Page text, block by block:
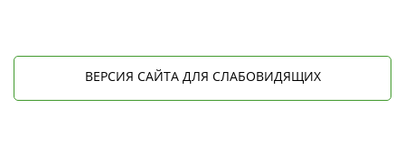
ВЕРСИЯ САЙТА ДЛЯ СЛАБОВИДЯЩИХ